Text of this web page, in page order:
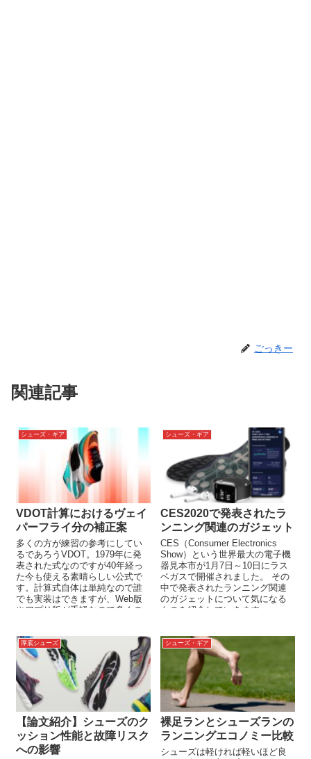
ごっきー
関連記事
シューズ・ギア
VDOT計算におけるヴェイ
パーフライ分の補正案
多くの方が練習の参考にしてい
るであろうVDOT。1979年に発
表された式なのですが40年経っ
た今も使える素晴らしい公式で
す。計算式自体は単純なので誰
でも実装はできますが、Web版
やアプリ版が手軽なので多くの
シューズ・ギア
CES2020で発表されたラ
ンニング関連のガジェット
CES（Consumer Electronics
Show）という世界最大の電子機
器見本市が1月7日～10日にラス
ベガスで開催されました。 その
中で発表されたランニング関連
のガジェットについて気になる
ものを紹介していきます。 ...
厚底シューズ
【論文紹介】シューズのク
ッション性能と故障リスク
への影響
シューズ・ギア
裸足ランとシューズランの
ランニングエコノミー比較
シューズは軽ければ軽いほど良